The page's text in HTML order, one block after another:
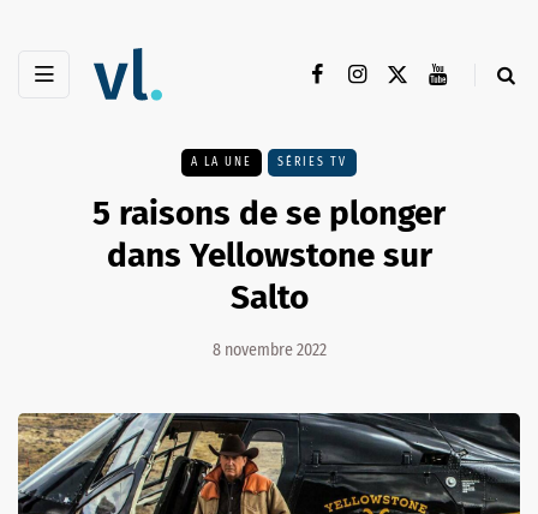
A LA UNE SÉRIES TV
5 raisons de se plonger
dans Yellowstone sur
Salto
8 novembre 2022